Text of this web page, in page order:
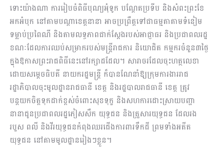
ទោះយ៉ាងណា ការរៀបចំពិធីបុណ្យអុំទូក បណ្តែតប្រទីប និងសំពះព្រះខែ
អកអំបុក នៅតាមបណ្តាខេត្តនានា អាចប្រព្រឹត្តទៅជាធម្មតាតាមទំនៀម
ទម្លាប់ប្រពៃណី និងតាមលទ្ធភាពជាក់ស្តែងរបស់អាជ្ញាធរ និងប្រជាពលរដ្ឋ
ខណៈដែលការឈប់សម្រាករបស់មន្ត្រីរាជការ និយោជិត កម្មករចំនួន៣ថ្ងៃ
ក្នុងឱកាសព្រះរាជពិធីនេះនៅរក្សាដដែល។ សារាចរដែលចុះហត្ថលេខា
ដោយសម្តេចធិបតី នាយករដ្ឋមន្ត្រី ក៏បានណែនាំឱ្យក្រុមការងាររាជ
រដ្ឋាភិបាលចុះមូលដ្ឋានរាជធានី ខេត្ត និងរដ្ឋបាលរាជធានី ខេត្ត ត្រូវ
បន្តយកចិត្តទុកដាក់ខ្ពស់ចំពោះសុខទុក្ខ និងសហការដោះស្រាយបញ្ហា
នានាជូនប្រជាពលរដ្ឋភៀសសឹក យុទ្ធជន និងគ្រួសារយុទ្ធជន ដែលរង
របួស ពលី និងវីរយុទ្ធជនកំពុងឈរជើងការពារទឹកដី ព្រមទាំងអតីត
យុទ្ធជន នៅតាមមូលដ្ឋានរៀងៗខ្លួន។